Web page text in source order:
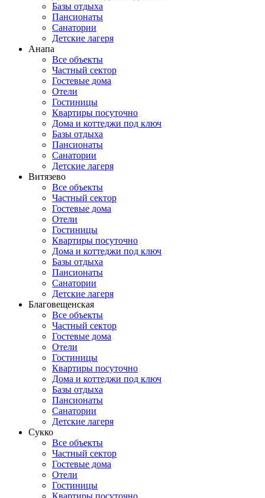
Базы отдыха
Пансионаты
Санатории
Детские лагеря
Анапа
Все объекты
Частный сектор
Гостевые дома
Отели
Гостиницы
Квартиры посуточно
Дома и коттеджи под ключ
Базы отдыха
Пансионаты
Санатории
Детские лагеря
Витязево
Все объекты
Частный сектор
Гостевые дома
Отели
Гостиницы
Квартиры посуточно
Дома и коттеджи под ключ
Базы отдыха
Пансионаты
Санатории
Детские лагеря
Благовещенская
Все объекты
Частный сектор
Гостевые дома
Отели
Гостиницы
Квартиры посуточно
Дома и коттеджи под ключ
Базы отдыха
Пансионаты
Санатории
Детские лагеря
Сукко
Все объекты
Частный сектор
Гостевые дома
Отели
Гостиницы
Квартиры посуточно